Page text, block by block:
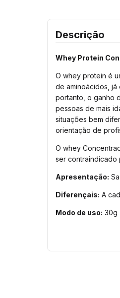
Descrição
Whey Protein
O whey protein é
de aminoácidos, já
portanto, o ganho
pessoas de mais
situações bem
orientação de
O whey
ser contraindicado
Apresentação:
Diferençais: A
Modo de uso: 30g